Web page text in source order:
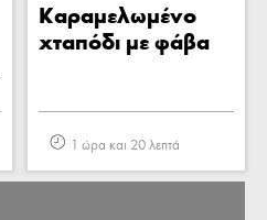
Καραμελωμένο
χταπόδι με φάβα
1 ώρα και 20 λεπτά